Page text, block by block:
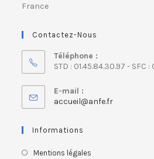
France
Contactez-Nous
Téléphone :
STD : 01.45.84.30.97 - SFC :
E-mail :
accueil@anfe.fr
Informations
Mentions légales